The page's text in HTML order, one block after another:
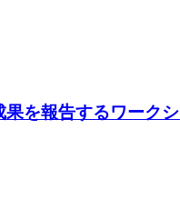
を報告するワーク